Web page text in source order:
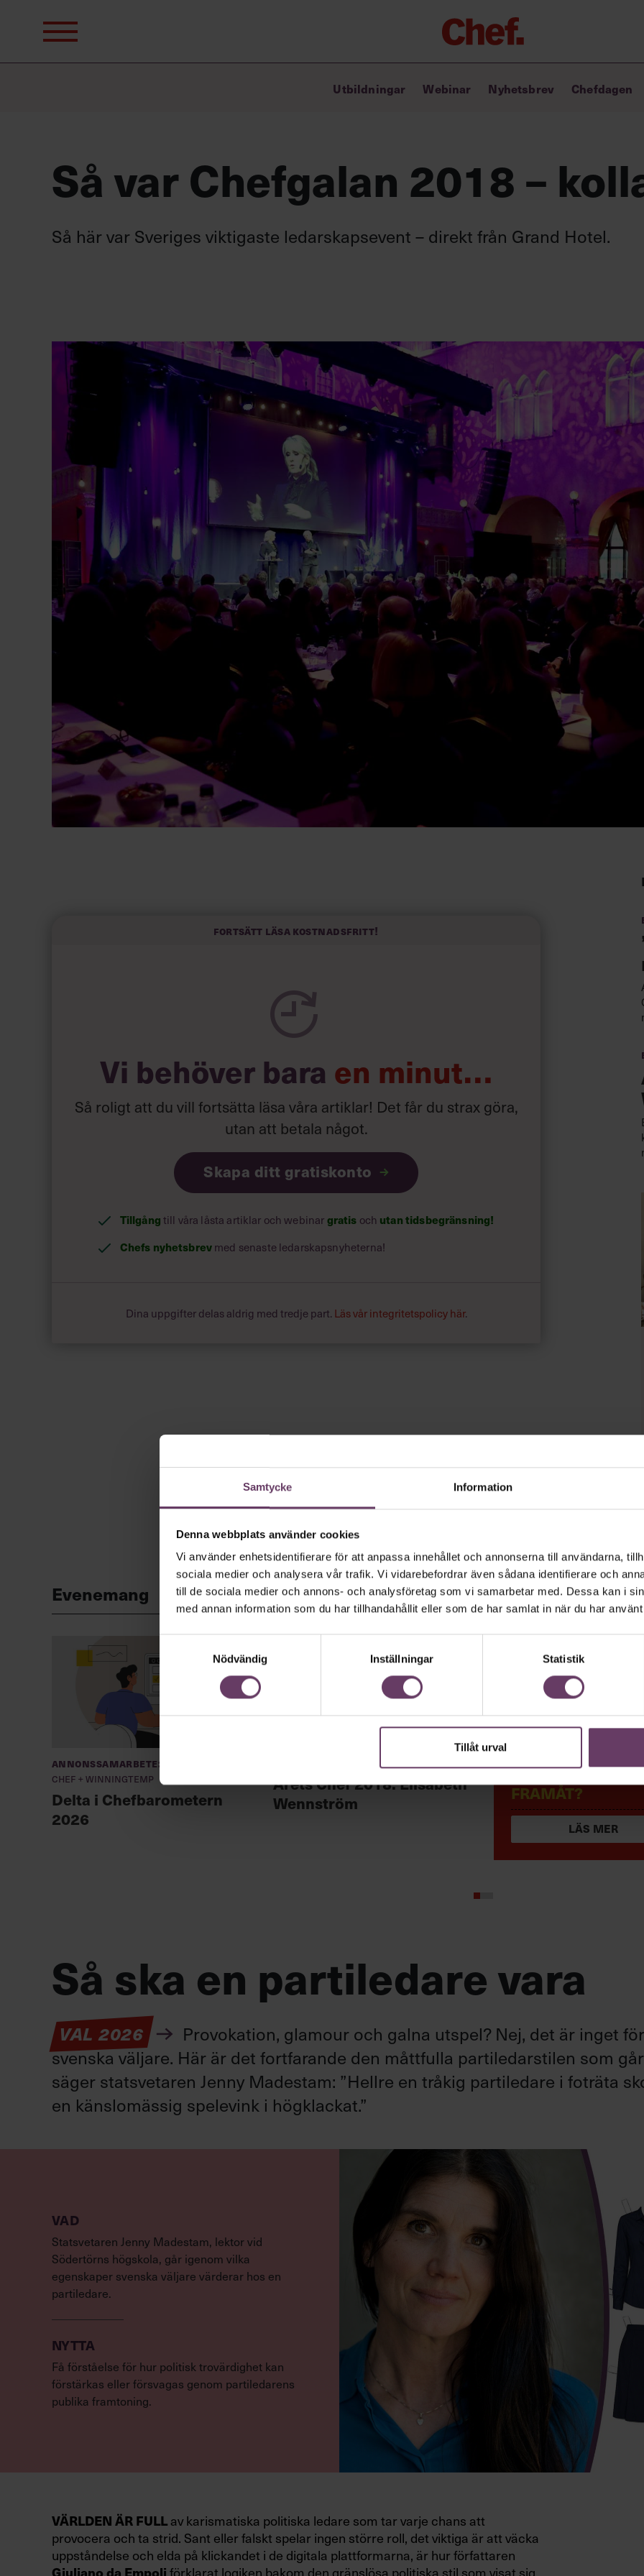
Samtycke Information
Denna webbplats använder cookies
Vi använder enhetsidentifierare för att anpassa innehållet och annonserna till användarna,
sociala medier och analysera vår trafik. Vi vidarebefordrar även sådana identifierare och
till de sociala medier och annons- och analysföretag som vi samarbetar med. Dessa kan i
med annan information som du har tillhandahållit eller som de har samlat in när du har
Nödvändig
Inställningar Statistik
Tillåt urval
efter:
Chefakademin+
Lyft ditt ledarskap med C+
Ledarskapstest
Chef GPT – din chefsassistent i
Utbildningar Webinar Nyhetsbrev Chefdagen
Så var Chefgalan 2018 –
Så här var Sveriges viktigaste ledarskapsevent – direkt från Grand Hotel.
Fortsätt läsa kostnadsfritt!
Vi behöver bara en minut…
Så roligt att du vill fortsätta läsa våra artiklar! Det får du strax göra,
utan att betala något.
Skapa ditt gratiskonto
Tillgång till våra låsta artiklar och webinar gratis och utan tidsbegränsning!
Chefs nyhetsbrev med senaste ledarskapsnyheterna!
Dina uppgifter delas aldrig med tredje part. Läs vår integritetspolicy här.
Evenemang
Annonssamarbete:
Chef + Winningtemp
Delta i Chefbarometern
2026
Årets Chef 2018: Elisabeth
Wennström
MEN RÖR DU DIG
FRAMÅT?
LÄS MER
Så ska en partiledare vara
VAL 2026
Provokation, glamour och galna utspel? Nej, det är inget för
svenska väljare. Här är det fortfarande den måttfulla partiledarstilen som
säger statsvetaren Jenny Madestam: ”Hellre en tråkig partiledare i foträta
en känslomässig spelevink i högklackat.”
VAD
Statsvetaren Jenny Madestam, lektor vid
Södertörns högskola, går igenom vilka
egenskaper svenska väljare värderar hos en
partiledare.
NYTTA
Få förståelse för hur politisk trovärdighet kan
förstärkas eller försvagas genom partiledarens
publika framtoning.
VÄRLDEN ÄR FULL av karismatiska politiska ledare som tar varje chans att
provocera och ta strid. Sant eller falskt spelar ingen större roll, det viktiga är att väcka
uppståndelse och elda på klickandet i de digitala plattformarna, är hur författaren
Giuliano da Empoli förklarat logiken bakom den gränslösa politiska stil som visat sig